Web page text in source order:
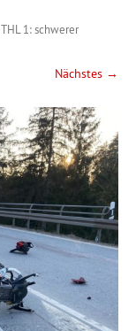
THL 1: schwerer
Nächstes →